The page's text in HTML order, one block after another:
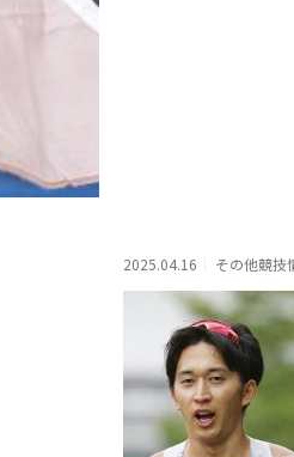
2025.04.16 その他競技